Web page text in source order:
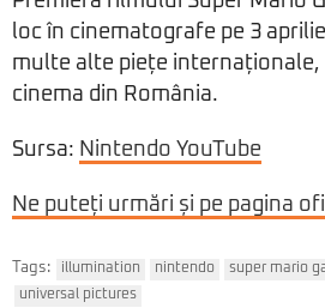
loc în cinematografe pe 3 aprilie
multe alte piețe internaționale,
cinema din România.
Sursa: Nintendo YouTube
Ne puteți urmări și pe pagina
Tags: illumination nintendo
super mario
universal pictures